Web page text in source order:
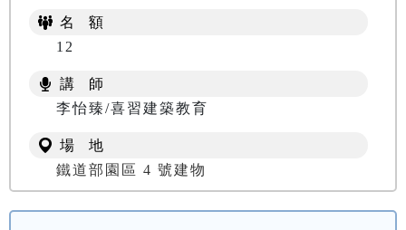
名 額
12
講 師
李怡臻/喜習建築教育
場 地
鐵道部園區 4 號建物